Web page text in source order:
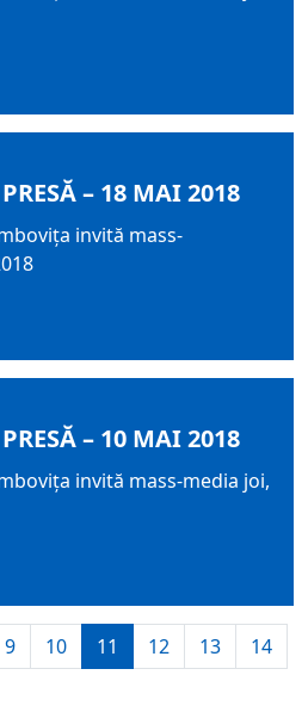
– 18 MAI 2018
invită mass-
– 10 MAI 2018
invită mass-media joi,
9 10 11 12 13
14